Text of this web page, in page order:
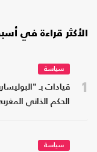
الأكثر قراءة في
1
سياسة
قيادات بـ
الحكم الذاتي
سياسة